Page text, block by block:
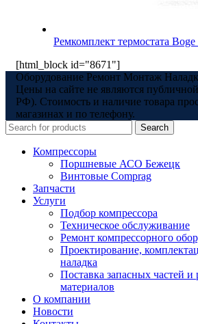
Ремкомплект термостата
[html_block id="8671"]
Оборудование Ремонт Монтаж
Цены на сайте не являются
РФ). Стоимость и наличие товара
магазинах и по телефону.
Search
Компрессоры
Поршневые АСО Бежецк
Винтовые Comprag
Запчасти
Услуги
Подбор компрессора
Техническое обслуживание
Ремонт компрессорного
Проектирование,
наладка
Поставка запасных частей и
материалов
О компании
Новости